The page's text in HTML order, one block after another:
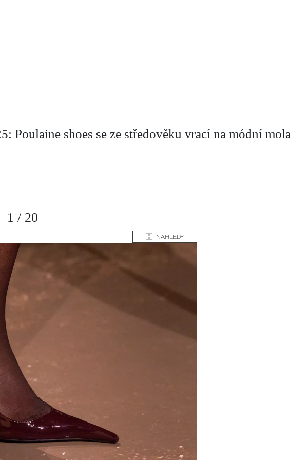
Poulaine shoes se ze středověku vrací na módní mola
1 / 20
NÁHLEDY